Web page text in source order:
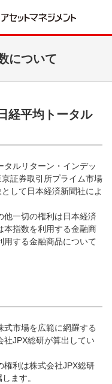
について
経平均トータル
タルリターン・インデッ
証券取引所プライム市場
して日本経済新聞社によ
他一切の権利は日本経済
本指数を利用する金融商
用する金融商品について
市場を広範に網羅する
社JPX総研が算出してい
権利は株式会社JPX総研
ます。